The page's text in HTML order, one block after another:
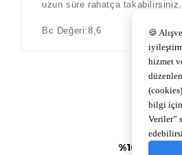
uzun süre rahatça takabilirsiniz.
Bc Değeri:8,6
%100 Güvenli